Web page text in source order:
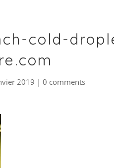
cold-
2019 | 0 comments